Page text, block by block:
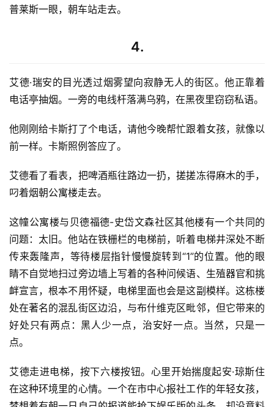
科
主
科
幻
说
库
普莱斯一眼，朝车站走去。
4.
艾德·瑞安的目光透过烟雾望向寂静无人的街区。他正靠着
电话亭抽烟。一旁的电线杆落满乌鸦，在黑夜里窃窃私语。
他刚刚给卡斯打了个电话，请他今晚帮忙跟着女孩，就像以
前一样。卡斯照例答应了。
艾德看了看表，把啤酒瓶往路边一扔，搓搓冻得麻木的手，
叼着烟朝公寓楼走去。
这幢公寓楼与贝德福德-史岱文森社区其他楼有一个共同的
问题：太旧。他站在铁栅栏的电梯前，听着电梯井深处不断
传来轰隆声，等待楼层指针慢慢旋转到“1”的位置。他的眼
睛不自觉地扫过旁边墙上写着的各种问候语、生殖器官和挑
衅宣言，根本不用怀疑，电梯里面也会是这副模样。这栋楼
处在著名的混乱街区边沿，与布什维克区毗邻，但它带来的
好处只有两点：黑人少一点，治安好一点。当然，只是一
点。
艾德走进电梯，按下六楼按钮。心里开始揣度起安·琼斯住
在这种环境里的心情。一个在市中心报社工作的年轻女孩，